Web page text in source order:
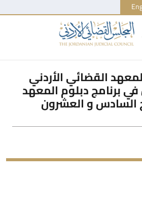
القضائي الأردني
برنامج دبلوم المعهد
السادس و العشرون